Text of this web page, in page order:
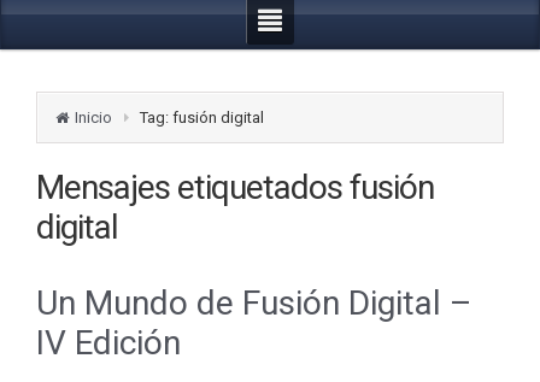
Inicio Tag: fusión digital
Mensajes etiquetadosfusión
digital
Un Mundo de Fusión Digital –
IV Edición